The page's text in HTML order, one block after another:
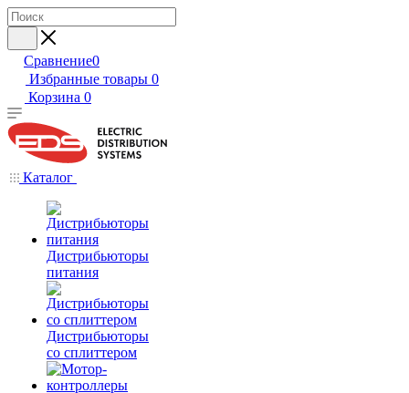
Сравнение0
Избранные товары 0
Корзина 0
Каталог
Дистрибьюторы
питания
Дистрибьюторы
со сплиттером